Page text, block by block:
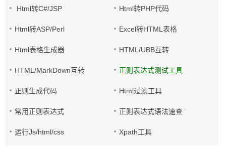
Html转C#/JSP Html转PHP代码
Html转ASP/Perl Excel转HTML表格
Html表格生成器 HTML/UBB互转
HTML/MarkDown互转 正则表达式测试工具
正则生成代码 Html过滤工具
常用正则表达式 正则表达式语法速查
运行Js/html/css Xpath工具